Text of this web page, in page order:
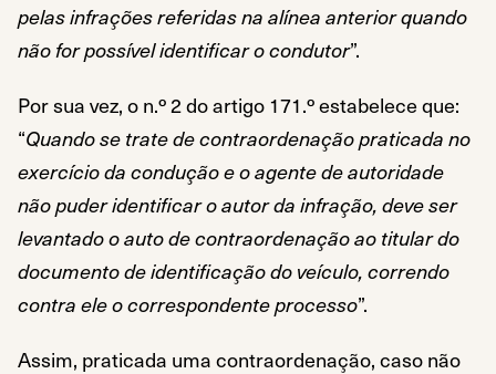
pelas infrações referidas na alínea anterior quando
não for possível identificar o condutor”.
Por sua vez, o n.º 2 do artigo 171.º estabelece que:
“Quando se trate de contraordenação praticada no
exercício da condução e o agente de autoridade
não puder identificar o autor da infração, deve ser
levantado o auto de contraordenação ao titular do
documento de identificação do veículo, correndo
contra ele o correspondente processo”.
Assim, praticada uma contraordenação, caso não